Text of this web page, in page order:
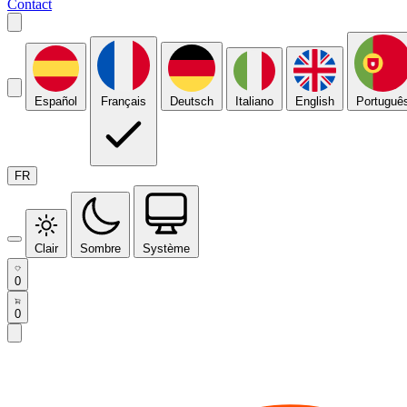
Contact
Español Français Deutsch Italiano English
FR
Clair Sombre Système
0
0